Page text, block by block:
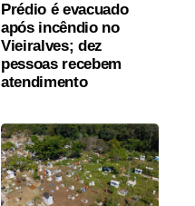
Prédio é evacuado
após incêndio no
Vieiralves; dez
pessoas recebem
atendimento